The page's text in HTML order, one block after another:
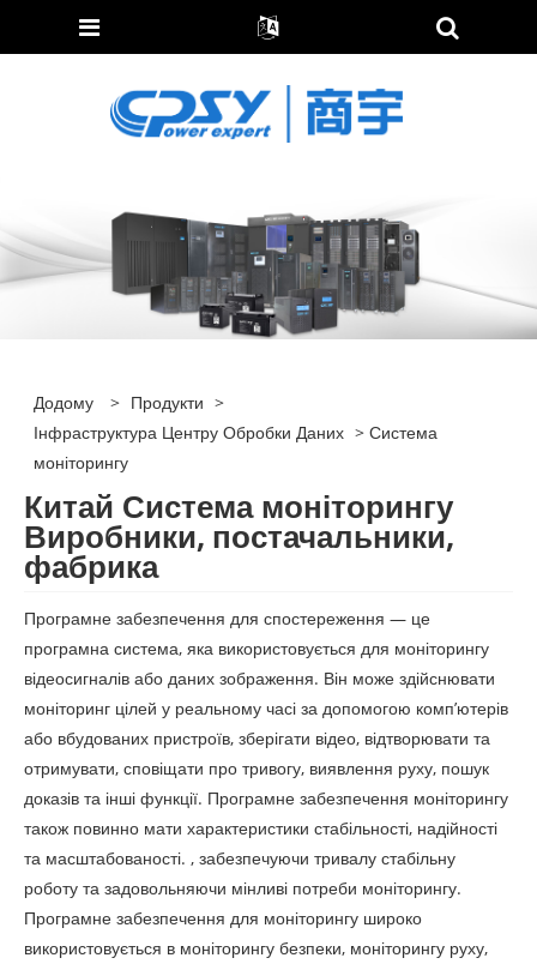
Додому > Продукти >
Інфраструктура Центру Обробки Даних > Система
моніторингу
Китай Система моніторингу
Виробники, постачальники,
фабрика
Програмне забезпечення для спостереження — це
програмна система, яка використовується для моніторингу
відеосигналів або даних зображення. Він може здійснювати
моніторинг цілей у реальному часі за допомогою комп’ютерів
або вбудованих пристроїв, зберігати відео, відтворювати та
отримувати, сповіщати про тривогу, виявлення руху, пошук
доказів та інші функції. Програмне забезпечення моніторингу
також повинно мати характеристики стабільності, надійності
та масштабованості. , забезпечуючи тривалу стабільну
роботу та задовольняючи мінливі потреби моніторингу.
Програмне забезпечення для моніторингу широко
використовується в моніторингу безпеки, моніторингу руху,